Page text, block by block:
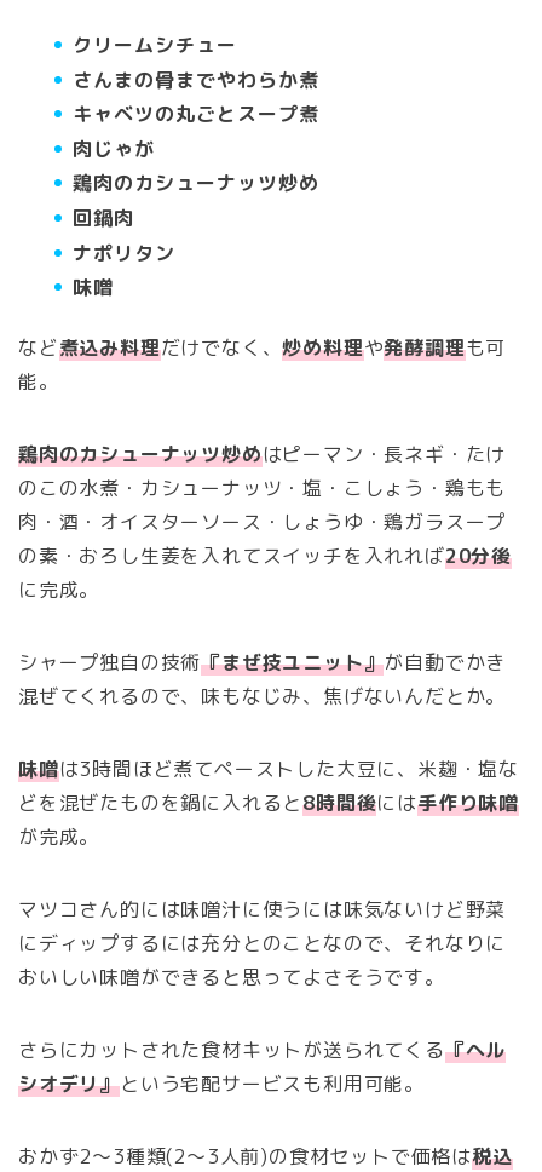
クリームシチュー
さんまの骨までやわらか煮
キャベツの丸ごとスープ煮
肉じゃが
鶏肉のカシューナッツ炒め
回鍋肉
ナポリタン
味噌
など煮込み料理だけでなく、炒め料理や発酵調理も可
能。
鶏肉のカシューナッツ炒めはピーマン・長ネギ・たけ
のこの水煮・カシューナッツ・塩・こしょう・鶏もも
肉・酒・オイスターソース・しょうゆ・鶏ガラスープ
の素・おろし生姜を入れてスイッチを入れれば20分後
に完成。
シャープ独自の技術『まぜ技ユニット』が自動でかき
混ぜてくれるので、味もなじみ、焦げないんだとか。
味噌は3時間ほど煮てペーストした大豆に、米麹・塩な
どを混ぜたものを鍋に入れると8時間後には手作り味噌
が完成。
マツコさん的には味噌汁に使うには味気ないけど野菜
にディップするには充分とのことなので、それなりに
おいしい味噌ができると思ってよさそうです。
さらにカットされた食材キットが送られてくる『ヘル
シオデリ』という宅配サービスも利用可能。
おかず2〜3種類(2〜3人前)の食材セットで価格は税込